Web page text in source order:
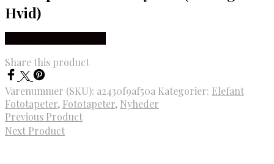
Rønne Plakater
Roskilde Plakater
Skive Plakater
Skjern Plakater
Slagelse Plakater
Manchester City Wallstickers
Hvid)
Share this product
Varenummer (SKU): a2430f9af50a Kategorier: Elefant
Fototapeter, Fototapeter, Nyheder
Previous Product
Next Product